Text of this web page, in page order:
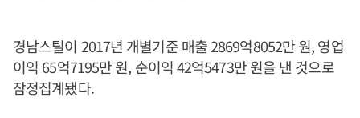
경남스틸이 2017년 개별기준 매출 2869억8052만 원, 영업
이익 65억7195만 원, 순이익 42억5473만 원을 낸 것으로
잠정집계됐다.